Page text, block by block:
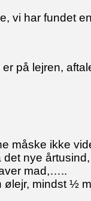
vi har fundet
på lejren,
måske ikke
nye årtusind,
mad,…..
mindst ½